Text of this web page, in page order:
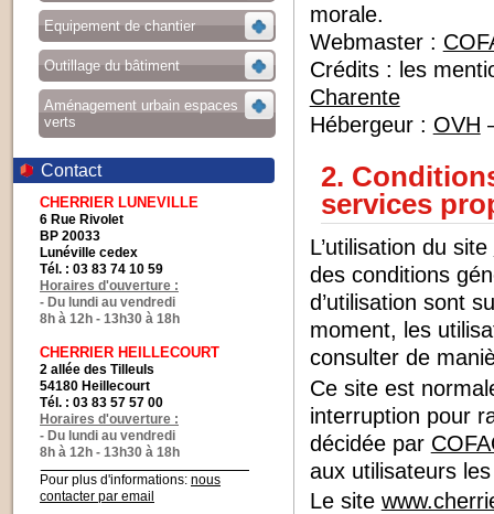
Equipement de chantier
Outillage du bâtiment
Aménagement urbain espaces
verts
Contact
CHERRIER LUNEVILLE
6 Rue Rivolet
BP 20033
Lunéville cedex
Tél. : 03 83 74 10 59
Horaires d'ouverture :
- Du lundi au vendredi
8h à 12h - 13h30 à 18h
CHERRIER HEILLECOURT
2 allée des Tilleuls
54180 Heillecourt
Tél. : 03 83 57 57 00
Horaires d'ouverture :
- Du lundi au vendredi
8h à 12h - 13h30 à 18h
Pour plus d'informations: nous
contacter par email
morale.
Webmaster :
Crédits : les
Charente
Hébergeur : OVH
2.
services
L’utilisation du site
des conditions
d’utilisation sont
moment, les
consulter de
Ce site est
interruption pour
décidée par
aux utilisateurs
Le site